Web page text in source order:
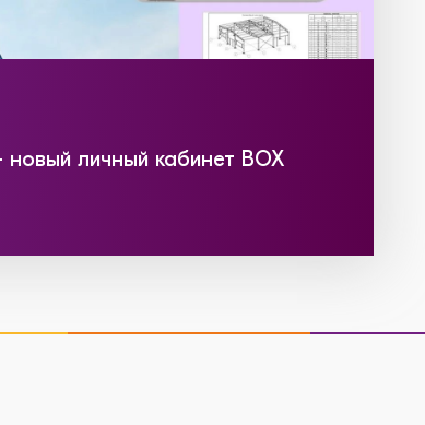
личный кабинет BOX